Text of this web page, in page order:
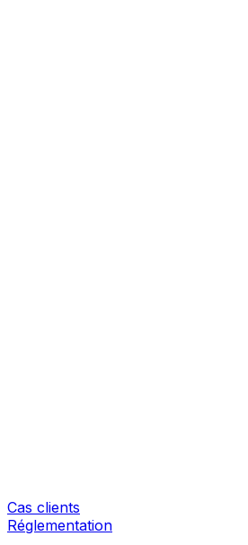
Cas clients
Réglementation